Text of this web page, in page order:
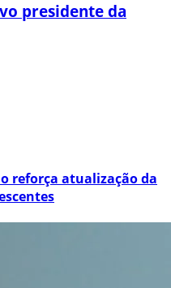
presidente da
reforça atualização da